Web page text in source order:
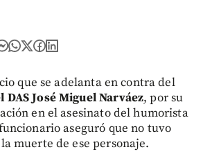
que se adelanta en contra del
José Miguel Narváez, por su
en el asesinato del humorista
aseguró que no tuvo
muerte de ese personaje.